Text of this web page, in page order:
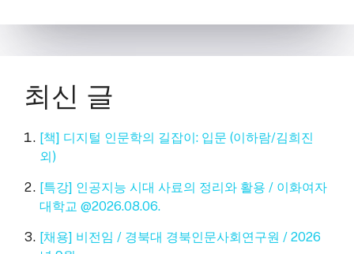
최신 글
[책] 디지털 인문학의 길잡이: 입문 (이하람/김희진
외)
[특강] 인공지능 시대 사료의 정리와 활용 / 이화여자
대학교 @2026.08.06.
[채용] 비전임 / 경북대 경북인문사회연구원 / 2026